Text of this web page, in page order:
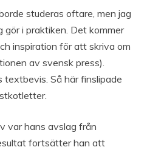
studeras oftare, men jag
gör i praktiken. Det kommer
inspiration för att skriva om
av svensk press).
Så här finslipade
var hans avslag från
fortsätter han att